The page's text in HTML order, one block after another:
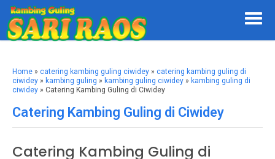
Home » catering kambing guling ciwidey » catering kambing guling di
ciwidey » kambing guling » kambing guling ciwidey » kambing guling di
ciwidey » Catering Kambing Guling di Ciwidey
Catering Kambing Guling di Ciwidey
Catering Kambing Guling di